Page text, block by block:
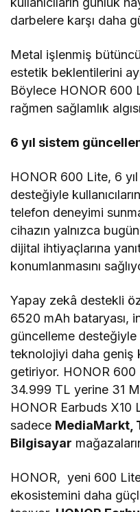
darbelere karşı daha
Metal işlenmiş
estetik beklentilerini
Böylece HONOR 600
rağmen sağlamlık
6 yıl sistem
HONOR 600 Lite, 6
desteğiyle
telefon deneyimi
cihazın yalnızca
dijital ihtiyaçlarına
konumlanmasını
Yapay zekâ destekli
6520 mAh bataryası,
güncelleme
teknolojiyi daha geniş
getiriyor. HONOR 600
34.999 TL yerine 31
HONOR Earbuds X10
sadece MediaMarkt,
Bilgisayar
HONOR, yeni 600
ekosistemini daha